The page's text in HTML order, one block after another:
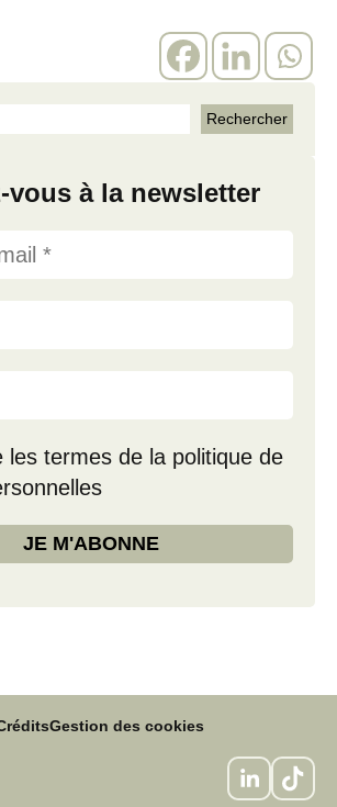
vous à la newsletter
les termes de la politique de
Gestion des cookies